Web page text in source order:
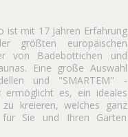
ist mit 17 Jahren Erfahrung
größten europäischen
von Badebottichen und
Eine große Auswahl
und "SMARTEM" -
ermöglicht es, ein ideales
zu kreieren, welches ganz
für Sie und Ihren Garten